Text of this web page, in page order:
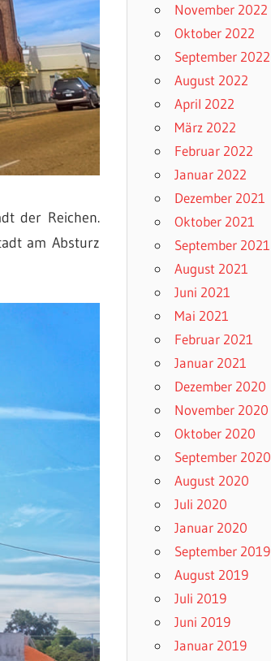
der Reichen.
am Absturz
November 2022
Oktober 2022
September 2022
August 2022
April 2022
März 2022
Februar 2022
Januar 2022
Dezember 2021
Oktober 2021
September 2021
August 2021
Juni 2021
Mai 2021
Februar 2021
Januar 2021
Dezember 2020
November 2020
Oktober 2020
September 2020
August 2020
Juli 2020
Januar 2020
September 2019
August 2019
Juli 2019
Juni 2019
Januar 2019